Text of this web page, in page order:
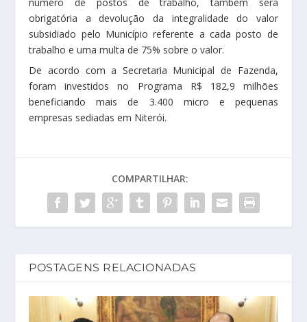
obrigatória a devolução da integralidade do valor
subsidiado pelo Município referente a cada posto de
trabalho e uma multa de 75% sobre o valor.
De acordo com a Secretaria Municipal de Fazenda,
foram investidos no Programa R$ 182,9 milhões
beneficiando mais de 3.400 micro e pequenas
empresas sediadas em Niterói.
COMPARTILHAR:
POSTAGENS RELACIONADAS